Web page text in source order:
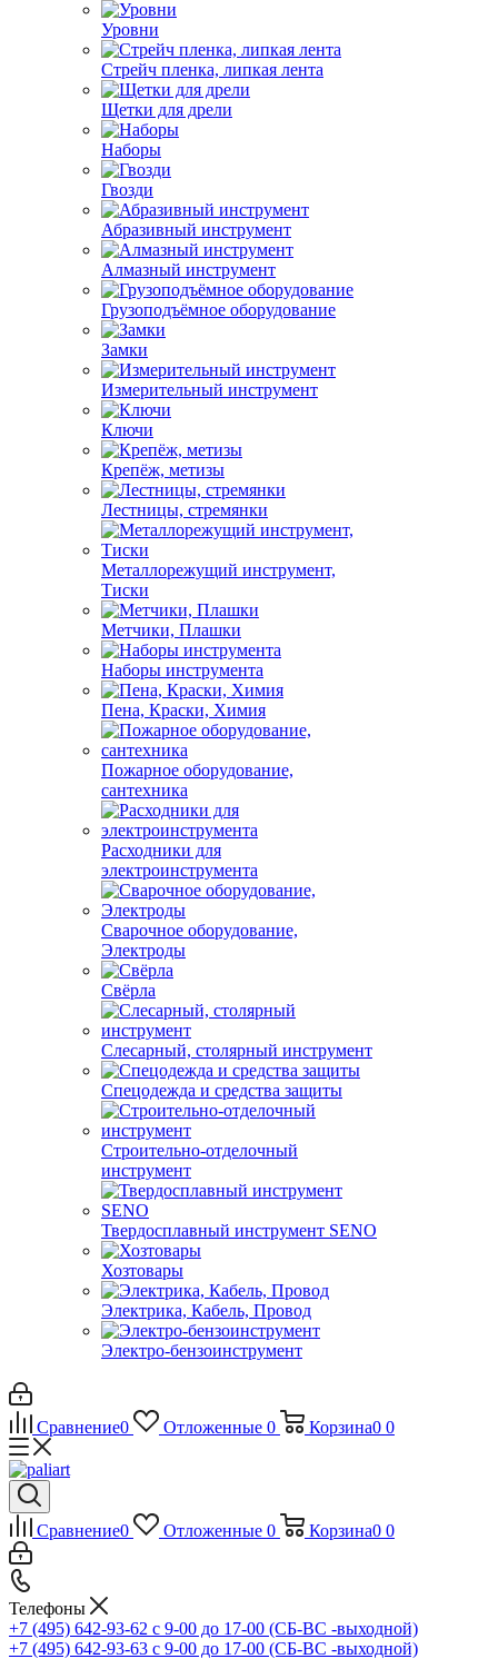
Уровни
Стрейч пленка, липкая лента
Щетки для дрели
Наборы
Гвозди
Абразивный инструмент
Алмазный инструмент
Грузоподъёмное оборудование
Замки
Измерительный инструмент
Ключи
Крепёж, метизы
Лестницы, стремянки
Металлорежущий инструмент,
Тиски
Метчики, Плашки
Наборы инструмента
Пена, Краски, Химия
Пожарное оборудование,
сантехника
Расходники для
электроинструмента
Сварочное оборудование,
Электроды
Свёрла
Слесарный, столярный инструмент
Спецодежда и средства защиты
Строительно-отделочный
инструмент
Твердосплавный инструмент SENO
Хозтовары
Электрика, Кабель, Провод
Электро-бензоинструмент
Сравнение0 Отложенные 0 Корзина0 0
Сравнение0 Отложенные 0 Корзина0 0
Телефоны
+7 (495) 642-93-62 c 9-00 до 17-00 (СБ-ВС -выходной)
+7 (495) 642-93-63 c 9-00 до 17-00 (СБ-ВС -выходной)